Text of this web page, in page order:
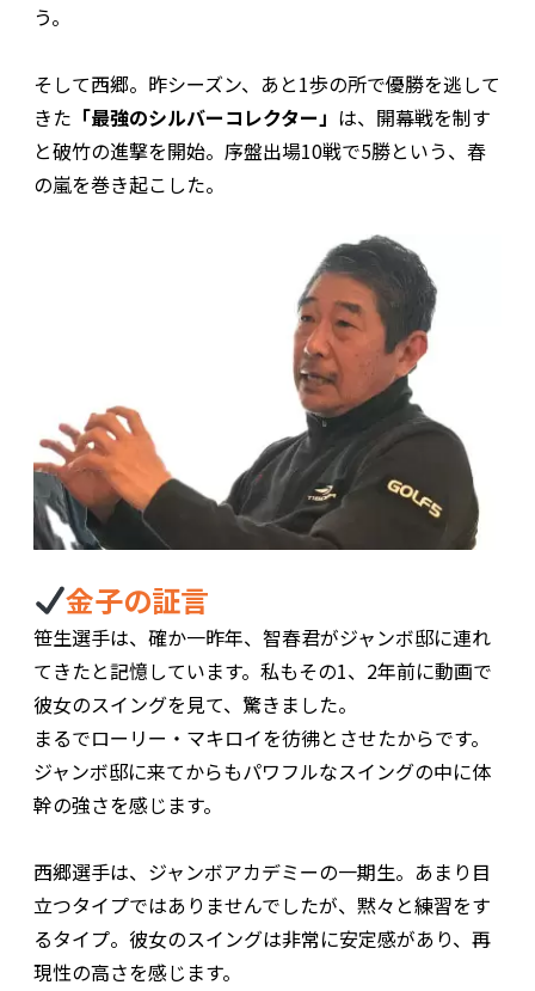
う。
そして西郷。昨シーズン、あと1歩の所で優勝を逃して
きた 「最強のシルバーコレクター」 は、開幕戦を制す
と破竹の進撃を開始。序盤出場10戦で5勝という、春
の嵐を巻き起こした。
金子の証言
笹生選手は、確か一昨年、智春君がジャンボ邸に連れ
てきたと記憶しています。私もその1、2年前に動画で
彼女のスイングを見て、驚きました。
まるでローリー・マキロイを彷彿とさせたからです。
ジャンボ邸に来てからもパワフルなスイングの中に体
幹の強さを感じます。
西郷選手は、ジャンボアカデミーの一期生。あまり目
立つタイプではありませんでしたが、黙々と練習をす
るタイプ。彼女のスイングは非常に安定感があり、再
現性の高さを感じます。